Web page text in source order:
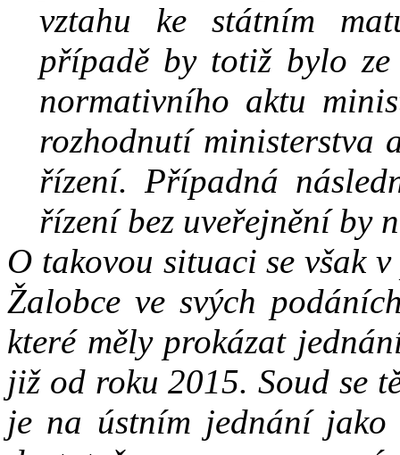
vztahu ke státním
případě by totiž bylo
normativního aktu
rozhodnutí ministerstva
řízení. Případná
řízení bez uveřejnění by
O takovou situaci se však v
Žalobce ve svých
které měly prokázat
již od roku 2015. Soud se
je na ústním jednání jako